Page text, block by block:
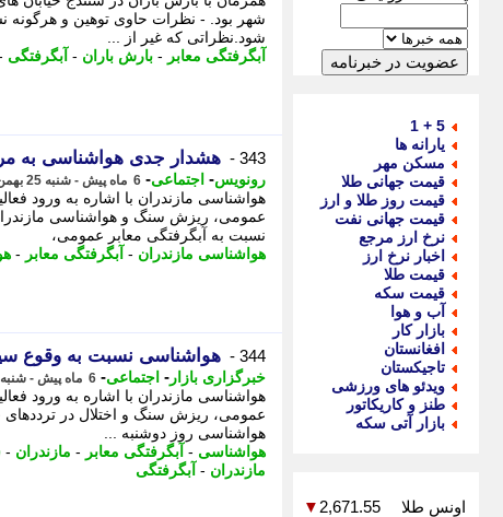
5 + 1
یارانه ها
مسکن مهر
قیمت جهانی طلا
قیمت روز طلا و ارز
قیمت جهانی نفت
نرخ ارز مرجع
اخبار نرخ ارز
قیمت طلا
قیمت سکه
آب و هوا
بازار کار
افغانستان
تاجیکستان
ویدئو های ورزشی
طنز و کاریکاتور
بازار آتی سکه
اونس طلا 2,671.55
▼
شهر بود. - نظرات حاوی توهین و
شود.نظراتی که غیر از ...
آبگرفتگی معابر - بارش باران - آبگرفتگی
343 - هشدار جدی هواشناسی به
رونویس- اجتماعی- 6 ماه پیش - شنبه 25 بهمن 1404، 17:18
هواشناسی مازندران با اشاره به ورود
عمومی، ریزش سنگ و هواشناسی
نسبت به آبگرفتگی معابر عمومی،
هواشناسی مازندران - آبگرفتگی معابر -
344 - هواشناسی نسبت به وقوع
خبرگزاری بازار - اجتماعی- 6 ماه پیش - شنبه 25 بهمن 1404، 15:07
هواشناسی مازندران با اشاره به ورود
عمومی، ریزش سنگ و اختلال در ترددهای
هواشناسی روز دوشنبه ...
هواشناسی - آبگرفتگی معابر - مازندران -
مازندران - آبگرفتگی